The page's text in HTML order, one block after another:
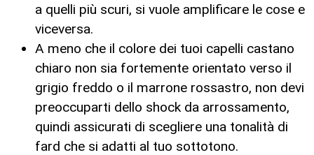
a quelli più scuri, si vuole amplificare le cose e
viceversa.
A meno che il colore dei tuoi capelli castano
chiaro non sia fortemente orientato verso il
grigio freddo o il marrone rossastro, non devi
preoccuparti dello shock da arrossamento,
quindi assicurati di scegliere una tonalità di
fard che si adatti al tuo sottotono.